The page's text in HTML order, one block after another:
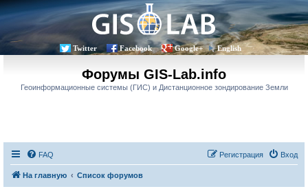
Twitter Facebook Google+ English
Форумы GIS-Lab.info
Геоинформационные системы (ГИС) и Дистанционное зондирование Земли
FAQ Вход
Регистрация
На главную Список форумов